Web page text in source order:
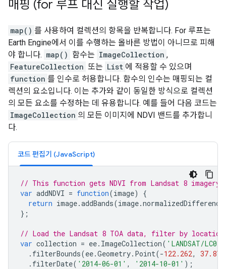
매핑 (for 루프 대신 실행할 작업)
map() 를 사용하여 컬렉션의 항목을 반복합니다. For 루프는
Earth Engine에서 이를 수행하는 올바른 방법이 아니므로 피해
야 합니다. map() 함수는 ImageCollection ,
FeatureCollection 또는 List 에 적용할 수 있으며
function 를 인수로 허용합니다. 함수의 인수는 매핑되는 컬
렉션의 요소입니다. 이는 추가와 같이 동일한 방식으로 컬렉션
의 모든 요소를 수정하는 데 유용합니다. 예를 들어 다음 코드는
ImageCollection 의 모든 이미지에 NDVI 밴드를 추가합니
다.
코드 편집기 (JavaScript)
// This function gets NDVI from Landsat 8 imagery.
var addNDVI = function(image)
{
return image.addBands(image.normalizedDifference
};
// Load the Landsat 8 TOA data, filter by location
var collection = ee. ImageCollection( 'LANDSAT/
. filterBounds(ee.Geometry. Point(-122.262,
. filterDate( '2014-06-01' , '2014-10-01' );